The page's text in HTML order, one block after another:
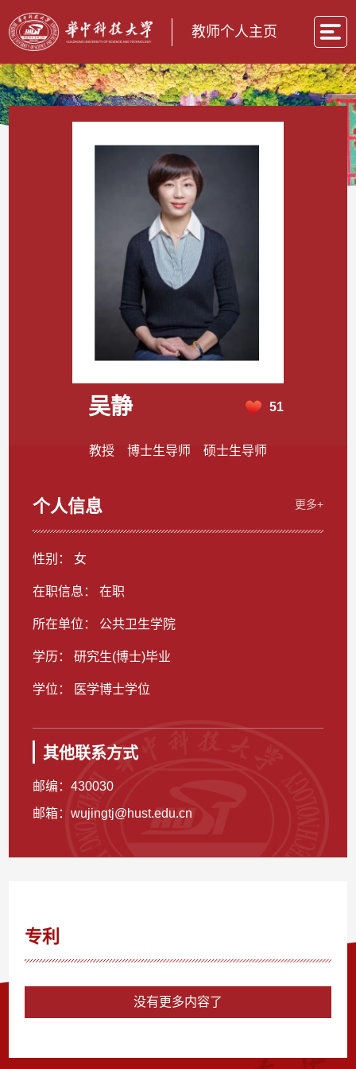
教师个人主页
吴静 51
教授 博士生导师 硕士生导师
个人信息 更多+
性别： 女
在职信息： 在职
所在单位： 公共卫生学院
学历： 研究生(博士)毕业
学位： 医学博士学位
其他联系方式
邮编：430030
邮箱：wujingtj@hust.edu.cn
专利
没有更多内容了